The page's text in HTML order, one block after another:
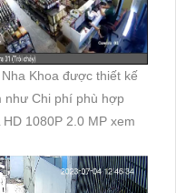
Khoa được thiết kế
như Chi phí phù hợp
1080P 2.0 MP xem